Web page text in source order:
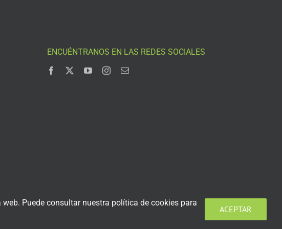
ENCUÉNTRANOS EN LAS REDES SOCIALES
Puede consultar nuestra política de cookies para
ACEPTAR